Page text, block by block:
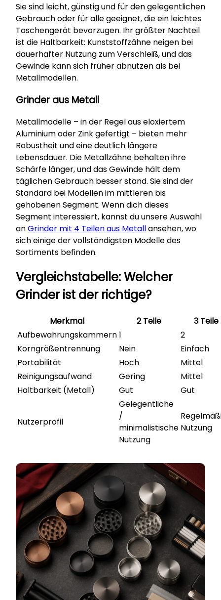
Sie sind leicht, günstig und für den gelegentlichen
Gebrauch oder für alle geeignet, die ein leichtes
Taschengerät bevorzugen. Ihr größter Nachteil
ist die Haltbarkeit: Kunststoffzähne neigen bei
dauerhafter Nutzung zum Verschleiß, und das
Gewinde kann sich früher abnutzen als bei
Metallmodellen.
Grinder aus Metall
Metallmodelle – in der Regel aus eloxiertem
Aluminium oder Zink gefertigt – bieten mehr
Robustheit und eine deutlich längere
Lebensdauer. Die Metallzähne behalten ihre
Schärfe länger, und das Gewinde hält dem
täglichen Gebrauch besser stand. Sie sind der
Standard bei Modellen im mittleren bis
gehobenen Segment. Wenn dich dieses
Segment interessiert, kannst du unsere Auswahl
anGrinder mit 4 Teilen aus Metallansehen, wo
sich einige der vollständigsten Modelle des
Sortiments befinden.
Vergleichstabelle: Welcher
Grinder ist der richtige?
Merkmal 2 Teile
3 Teile
Aufbewahrungskammern1
2
Korngrößentrennung
Nein
Einfach
Portabilität
Hoch
Mittel
Reinigungsaufwand
Gering
Mittel
Haltbarkeit (Metall)
Gut Gut
Nutzerprofil
Gelegentliche
/
minimalistische
Nutzung
Nutzung